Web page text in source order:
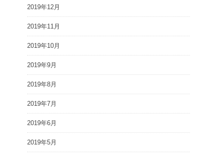
2019年12月
2019年11月
2019年10月
2019年9月
2019年8月
2019年7月
2019年6月
2019年5月